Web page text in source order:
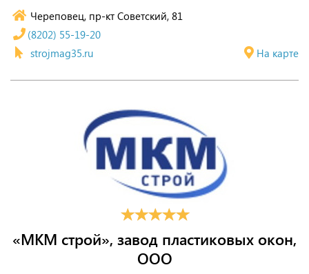
Череповец, пр-кт Советский, 81
На карте
(8202) 55-19-20
strojmag35.ru
«МКМ строй», завод пластиковых окон,
ООО